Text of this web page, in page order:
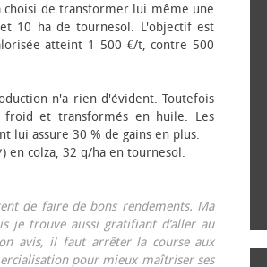
de transformer lui même une
10 ha de tournesol. L'objectif est
atteint 1 500 €/t, contre 500
n'a rien d'évident. Toutefois
froid et transformés en huile. Les
lui assure 30 % de gains en plus.
en colza, 32 q/ha en tournesol.
de faire de bons rendements. Ma
je trouve aussi gratifiant d’aller au
avis, il faut arrêter la course aux
pour mieux maîtriser ses